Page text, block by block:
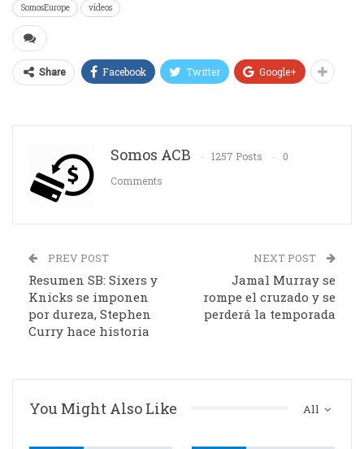
SomosEurope
vídeos
Share Facebook Twitter Google+
Somos ACB 1257 Posts
0
Comments
PREV POST
Resumen SB: Sixers y
Knicks se imponen
por dureza, Stephen
Curry hace historia
NEXT POST
Jamal Murray se
rompe el cruzado y se
perderá la temporada
All
You Might Also Like